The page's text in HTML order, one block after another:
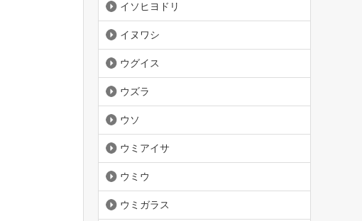
イソヒヨドリ
イヌワシ
ウグイス
ウズラ
ウソ
ウミアイサ
ウミウ
ウミガラス